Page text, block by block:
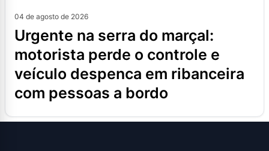
04 de agosto de 2026
urgente na serra do marçal:
motorista perde o controle e
veículo despenca em ribanceira
com pessoas a bordo